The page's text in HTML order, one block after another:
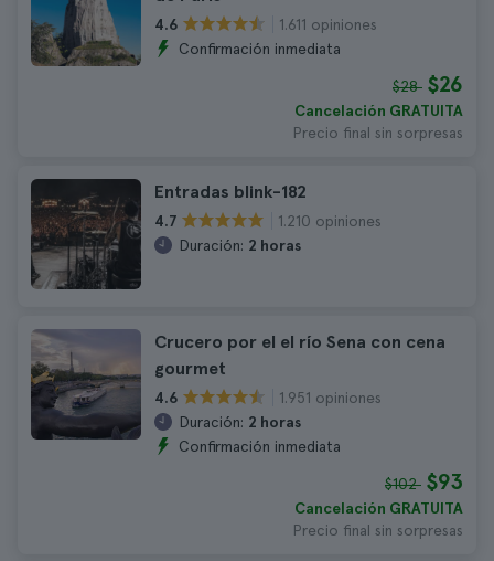
4.6
1.611 opiniones
Confirmación inmediata
$28 $26
Cancelación GRATUITA
Precio final sin sorpresas
Entradas blink-182
4.7
1.210 opiniones
Duración: 2 horas
Crucero por el el río Sena con cena
gourmet
4.6
1.951 opiniones
Duración: 2 horas
Confirmación inmediata
$102 $93
Cancelación GRATUITA
Precio final sin sorpresas